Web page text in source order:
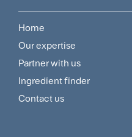
Footer
Navigation
Menu
Home
Our expertise
Partner with us
Ingredient finder
Contact us